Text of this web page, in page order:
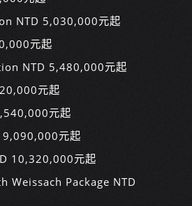
NTD 5,030,000元起
元起
NTD 5,480,000元起
元起
元起
9,090,000元起
10,320,000元起
Weissach Package NTD